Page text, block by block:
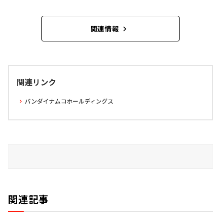
関連情報
関連リンク
バンダイナムコホールディングス
関連記事